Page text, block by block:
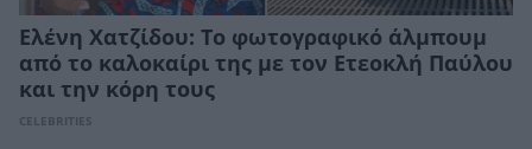
Ελένη Χατζίδου: Το φωτογραφικό άλμπουμ
από το καλοκαίρι της με τον Ετεοκλή Παύλου
και την κόρη τους
CELEBRITIES